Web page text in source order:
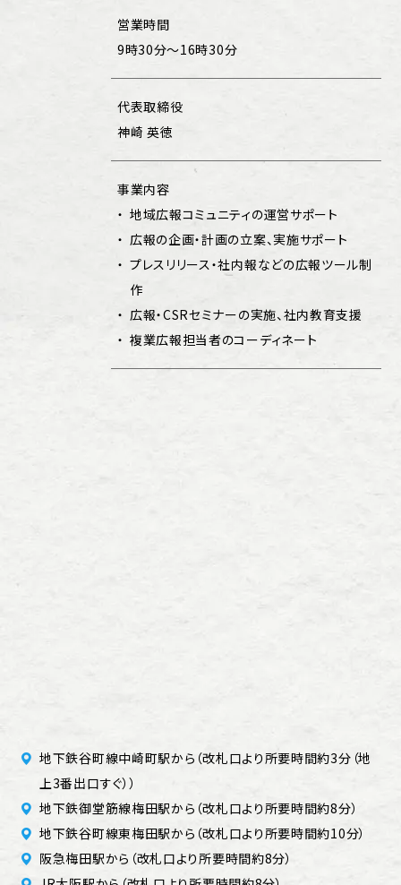
営業時間
9時30分～16時30分
代表取締役
神崎 英徳
事業内容
地域広報コミュニティの運営サポート
広報の企画・計画の立案、実施サポート
プレスリリース・社内報などの広報ツール制
作
広報・CSRセミナーの実施、社内教育支援
複業広報担当者のコーディネート
地下鉄谷町線中崎町駅から（改札口より所要時間約3分（地
上3番出口すぐ））
地下鉄御堂筋線梅田駅から（改札口より所要時間約8分）
地下鉄谷町線東梅田駅から（改札口より所要時間約10分）
阪急梅田駅から（改札口より所要時間約8分）